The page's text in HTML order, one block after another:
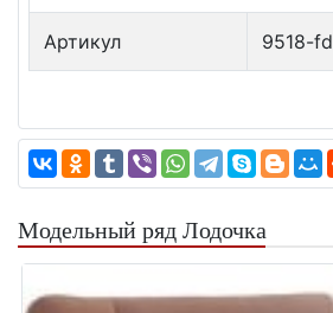
Артикул 9518-fd
Модельный ряд Лодочка